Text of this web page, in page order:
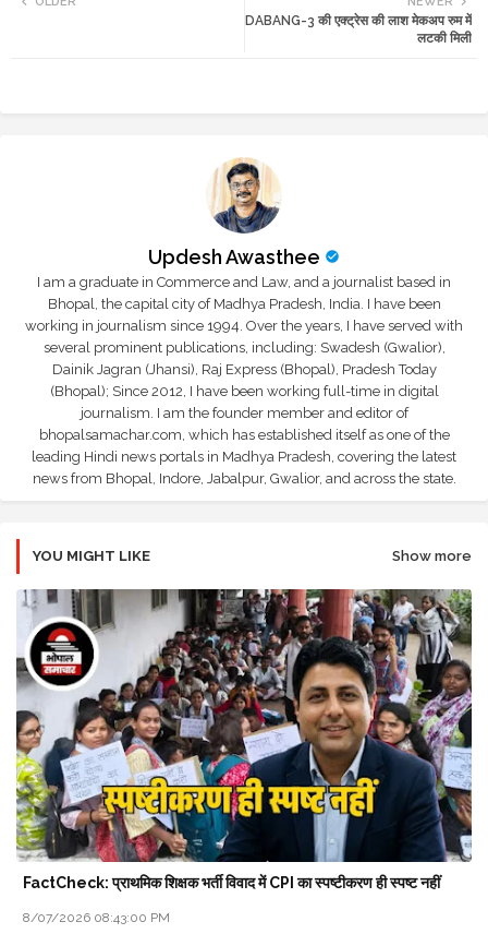
ats
DABANG-3 की एक्ट्रेस की लाश मेकअप रुम में
लटकी मिली
Updesh Awasthee
I am a graduate in Commerce and Law, and a journalist based in
Bhopal, the capital city of Madhya Pradesh, India. I have been
working in journalism since 1994. Over the years, I have served with
several prominent publications, including: Swadesh (Gwalior),
Dainik Jagran (Jhansi), Raj Express (Bhopal), Pradesh Today
(Bhopal); Since 2012, I have been working full-time in digital
journalism. I am the founder member and editor of
bhopalsamachar.com, which has established itself as one of the
leading Hindi news portals in Madhya Pradesh, covering the latest
news from Bhopal, Indore, Jabalpur, Gwalior, and across the state.
YOU MIGHT LIKE Show more
FactCheck: प्राथमिक शिक्षक भर्ती विवाद में CPI का स्पष्टीकरण ही स्पष्ट नहीं
8/07/2026 08:43:00 PM